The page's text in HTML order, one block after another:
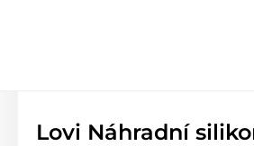
Lovi Náhradní